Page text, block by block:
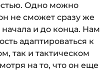
Одно можно
не сможет сразу же
начала и до конца. Нам
адаптироваться к
так и тактическом
на то, что он еще